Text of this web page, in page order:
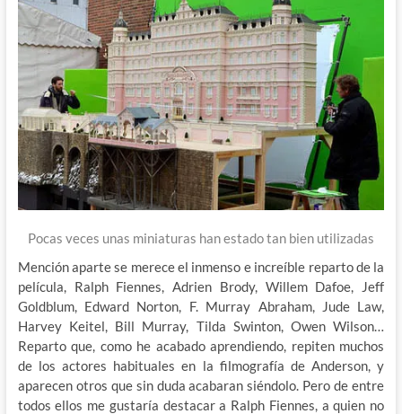
Pocas veces unas miniaturas han estado tan bien utilizadas
Mención aparte se merece el inmenso e increíble reparto de la
película, Ralph Fiennes, Adrien Brody, Willem Dafoe, Jeff
Goldblum, Edward Norton, F. Murray Abraham, Jude Law,
Harvey Keitel, Bill Murray, Tilda Swinton, Owen Wilson…
Reparto que, como he acabado aprendiendo, repiten muchos
de los actores habituales en la filmografía de Anderson, y
aparecen otros que sin duda acabaran siéndolo. Pero de entre
todos ellos me gustaría destacar a Ralph Fiennes, a quien no